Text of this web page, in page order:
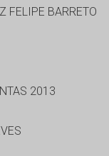
FELIPE BARRETO
2013